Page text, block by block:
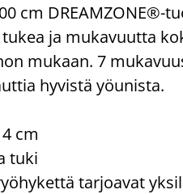
cm
ja mukavuutta
mukaan. 7
hyvistä yöunista.
cm
tuki
tarjoavat